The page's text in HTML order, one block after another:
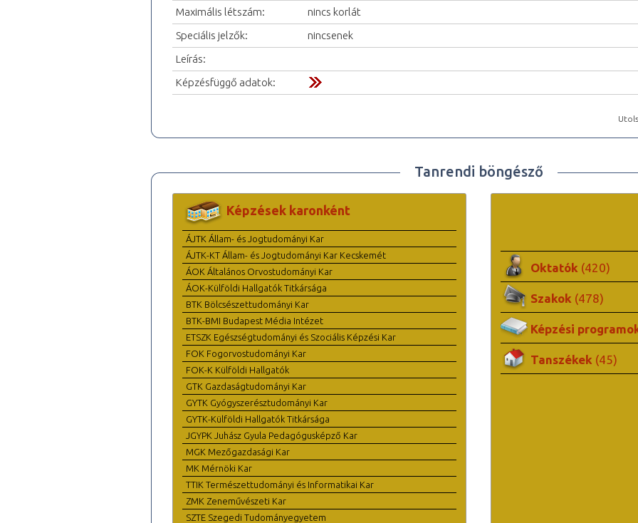
Maximális létszám:
nincs korlát
Speciális jelzők:
nincsenek
Leírás:
Képzésfüggő adatok:
Tanrendi böngésző
Képzések karonként
ÁJTK Állam- és Jogtudományi Kar
ÁJTK-KT Állam- és Jogtudományi Kar Kecskemét
ÁOK Általános Orvostudományi Kar
ÁOK-Külföldi Hallgatók Titkársága
BTK Bölcsészettudományi Kar
BTK-BMI Budapest Média Intézet
ETSZK Egészségtudományi és Szociális Képzési Kar
FOK Fogorvostudományi Kar
FOK-K Külföldi Hallgatók
GTK Gazdaságtudományi Kar
GYTK Gyógyszerésztudományi Kar
GYTK-Külföldi Hallgatók Titkársága
JGYPK Juhász Gyula Pedagógusképző Kar
MGK Mezőgazdasági Kar
MK Mérnöki Kar
TTIK Természettudományi és Informatikai Kar
ZMK Zeneművészeti Kar
SZTE Szegedi Tudományegyetem
Oktatók (420)
Szakok (478)
Képzési
Tanszékek (45)